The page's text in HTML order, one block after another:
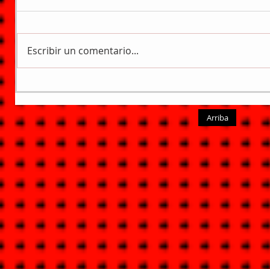
Escribir un comentario...
Arriba